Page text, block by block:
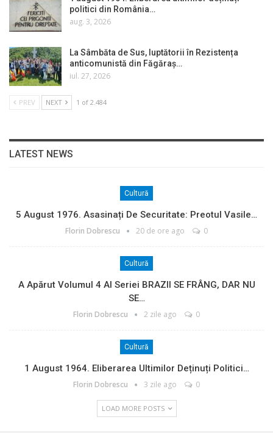
politici din România…
aug. 3, 2026
La Sâmbăta de Sus, luptătorii în Rezistența
anticomunistă din Făgăraș…
iul. 27, 2026
PREV NEXT 1 of 2.484
LATEST NEWS
Cultură
5 August 1976. Asasinați De Securitate: Preotul Vasile…
Florin Dobrescu 20 de ore ago 0
Cultură
A Apărut Volumul 4 Al Seriei BRAZII SE FRÂNG, DAR NU
SE…
Florin Dobrescu 2 zile ago 0
Cultură
1 August 1964. Eliberarea Ultimilor Deținuți Politici…
Florin Dobrescu 3 zile ago 0
LOAD MORE POSTS